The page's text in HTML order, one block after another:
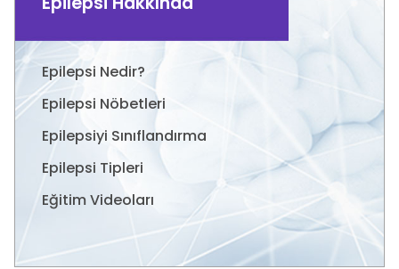
Epilepsi Nedir?
Epilepsi Nöbetleri
Epilepsiyi Sınıflandırma
Epilepsi Tipleri
Eğitim Videoları